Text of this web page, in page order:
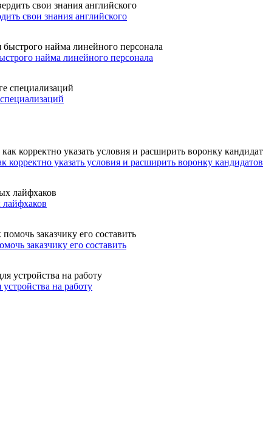
свои знания английского
найма линейного персонала
указать условия и расширить воронку кандидатов
заказчику его составить
на работу